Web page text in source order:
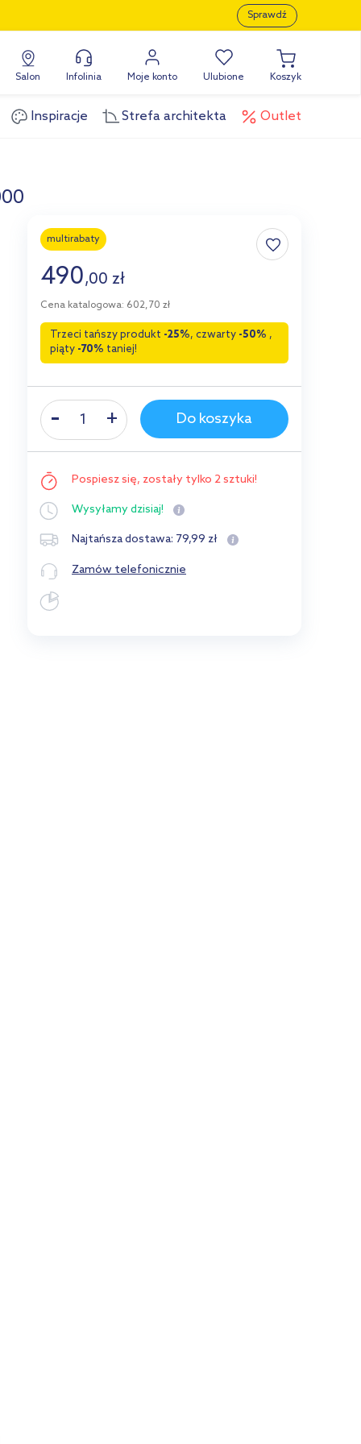
Sprawdź
Salon Infolinia Moje konto Ulubione Koszyk
Inspiracje Strefa architekta Outlet
multirabaty
490,00 zł
Cena katalogowa: 602,70 zł
Trzeci tańszy produkt -25%, czwarty -50% ,
piąty -70% taniej!
Do koszyka
Pospiesz się, zostały tylko 2 sztuki!
Wysyłamydzisiaj!
Najtańsza dostawa: 79,99 zł
Zamów telefonicznie